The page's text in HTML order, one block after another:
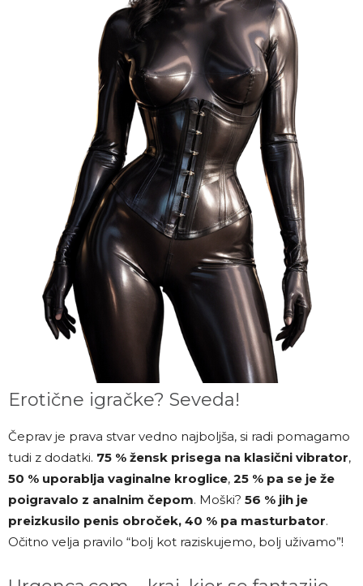
Erotične igračke? Seveda!
Čeprav je prava stvar vedno najboljša, si radi pomagamo
tudi z dodatki. 75 % žensk prisega na klasični vibrator,
50 % uporablja vaginalne kroglice, 25 % pa se je že
poigravalo z analnim čepom. Moški? 56 % jih je
preizkusilo penis obroček, 40 % pa masturbator.
Očitno velja pravilo “bolj kot raziskujemo, bolj uživamo”!